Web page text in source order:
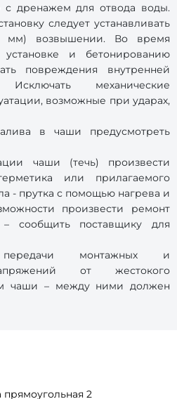
с дренажем для отвода воды.
следует устанавливать
мм) возвышении. Во время
и бетонированию
повреждения внутренней
механические
возможные при ударах,
в чаши предусмотреть
чаши (течь) произвести
или прилагаемого
- прутка с помощью нагрева и
произвести ремонт
сообщить поставщику для
монтажных и
от жестокого
чаши – между ними должен
2